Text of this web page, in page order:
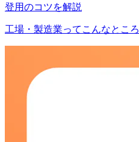
登用のコツを解説
工場・製造業ってこんなところ